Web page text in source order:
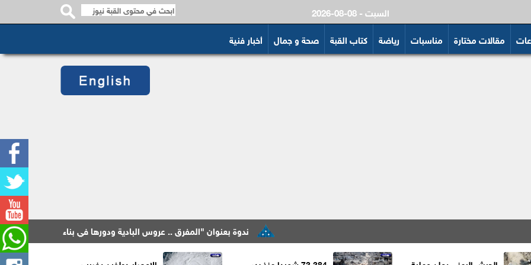
2026-08-08 - السبت
مقالات مختارة مناسبات رياضة كتاب القبة صحة و جمال أخبار فنية
ندوة بعنوان "المفرق .. عروس البادية ودورها في بناء السردية الأردنية" غدا